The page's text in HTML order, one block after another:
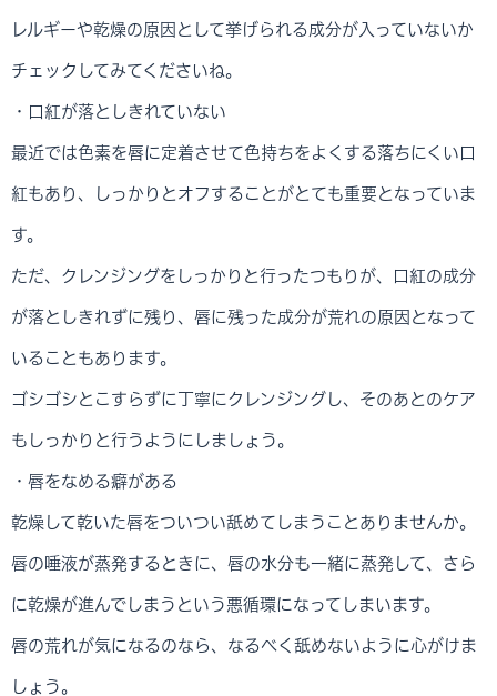
レルギーや乾燥の原因として挙げられる成分が入っていないか
チェックしてみてくださいね。
・口紅が落としきれていない
最近では色素を唇に定着させて色持ちをよくする落ちにくい口
紅もあり、しっかりとオフすることがとても重要となっていま
す。
ただ、クレンジングをしっかりと行ったつもりが、口紅の成分
が落としきれずに残り、唇に残った成分が荒れの原因となって
いることもあります。
ゴシゴシとこすらずに丁寧にクレンジングし、そのあとのケア
もしっかりと行うようにしましょう。
・唇をなめる癖がある
乾燥して乾いた唇をついつい舐めてしまうことありませんか。
唇の唾液が蒸発するときに、唇の水分も一緒に蒸発して、さら
に乾燥が進んでしまうという悪循環になってしまいます。
唇の荒れが気になるのなら、なるべく舐めないように心がけま
しょう。